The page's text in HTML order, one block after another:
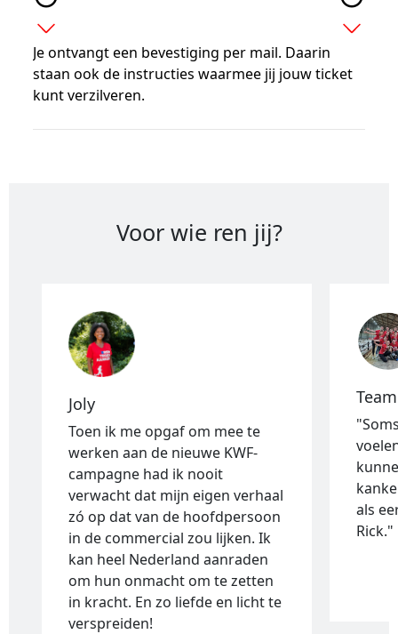
expand_more
expand_more
Je ontvangt een bevestiging per mail. Daarin
staan ook de instructies waarmee jij jouw ticket
kunt verzilveren.
Voor wie ren jij?
Joly
Toen ik me opgaf om mee te
werken aan de nieuwe KWF-
campagne had ik nooit
verwacht dat mijn eigen verhaal
zó op dat van de hoofdpersoon
in de commercial zou lijken. Ik
kan heel Nederland aanraden
om hun onmacht om te zetten
in kracht. En zo liefde en licht te
verspreiden!
als
Rick."